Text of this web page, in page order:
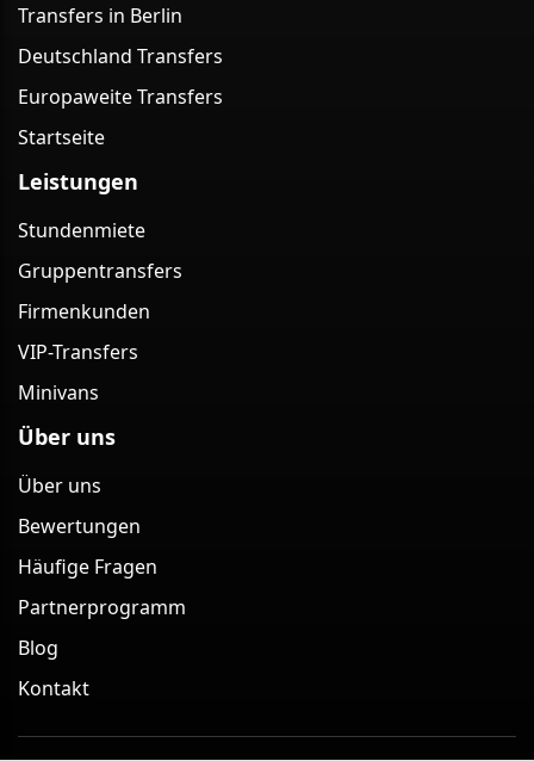
Transfers in Berlin
Deutschland Transfers
Europaweite Transfers
Startseite
Leistungen
Stundenmiete
Gruppentransfers
Firmenkunden
VIP-Transfers
Minivans
Über uns
Über uns
Bewertungen
Häufige Fragen
Partnerprogramm
Blog
Kontakt